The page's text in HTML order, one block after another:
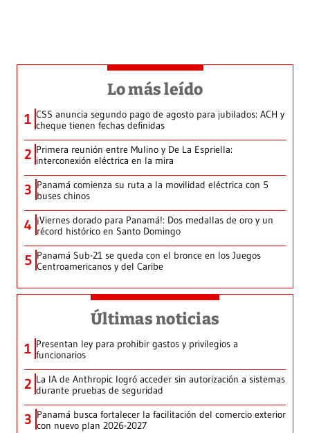
Lo más leído
1 CSS anuncia segundo pago de agosto para jubilados: ACH y
cheque tienen fechas definidas
2 Primera reunión entre Mulino y De La Espriella:
interconexión eléctrica en la mira
3 Panamá comienza su ruta a la movilidad eléctrica con 5
buses chinos
4 ¡Viernes dorado para Panamá!: Dos medallas de oro y un
récord histórico en Santo Domingo
5 Panamá Sub-21 se queda con el bronce en los Juegos
Centroamericanos y del Caribe
Últimas noticias
1 Presentan ley para prohibir gastos y privilegios a
funcionarios
2 La IA de Anthropic logró acceder sin autorización a sistemas
durante pruebas de seguridad
3 Panamá busca fortalecer la facilitación del comercio exterior
con nuevo plan 2026-2027